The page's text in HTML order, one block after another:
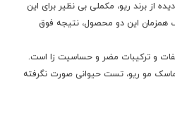
از برند ریو، مکملی بی نظیر برای این
این دو محصول، نتیجه فوق
و ترکیبات مضر و حساسیت زا است.
ماسک مو ریو، تست حیوانی صورت نگرفته